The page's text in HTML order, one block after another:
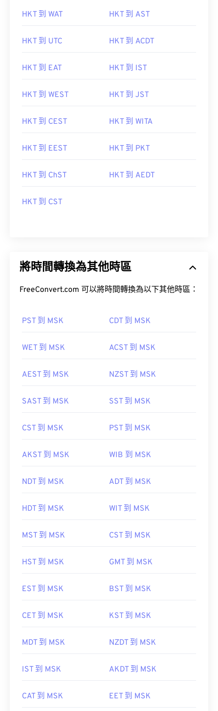
HKT 到 WAT HKT 到 AST
HKT 到 UTC HKT 到 ACDT
HKT 到 EAT HKT 到 IST
HKT 到 WEST HKT 到 JST
HKT 到 CEST HKT 到 WITA
HKT 到 EEST HKT 到 PKT
HKT 到 ChST HKT 到 AEDT
HKT 到 CST
將時間轉換為其他時區
FreeConvert.com 可以將時間轉換為以下其他時區：
PST 到 MSK CDT 到 MSK
WET 到 MSK ACST 到 MSK
AEST 到 MSK NZST 到 MSK
SAST 到 MSK SST 到 MSK
CST 到 MSK PST 到 MSK
AKST 到 MSK WIB 到 MSK
NDT 到 MSK ADT 到 MSK
HDT 到 MSK WIT 到 MSK
MST 到 MSK CST 到 MSK
HST 到 MSK GMT 到 MSK
EST 到 MSK BST 到 MSK
CET 到 MSK KST 到 MSK
MDT 到 MSK NZDT 到 MSK
IST 到 MSK AKDT 到 MSK
CAT 到 MSK EET 到 MSK